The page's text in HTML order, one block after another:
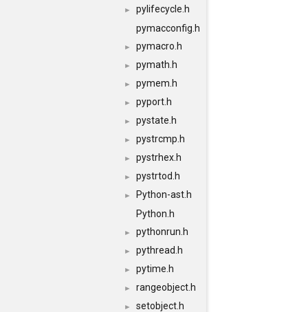
►
pylifecycle.h
pymacconfig.h
► pymacro.h
► pymath.h
► pymem.h
► pyport.h
► pystate.h
► pystrcmp.h
► pystrhex.h
► pystrtod.h
►
Python-ast.h
Python.h
► pythonrun.h
► pythread.h
► pytime.h
► rangeobject.h
► setobject.h